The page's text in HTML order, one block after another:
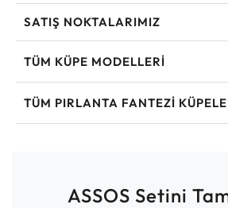
SATIŞ NOKTALARIMIZ
TÜM KÜPE MODELLERI
TÜM PIRLANTA FANTEZI
ASSOS Setini